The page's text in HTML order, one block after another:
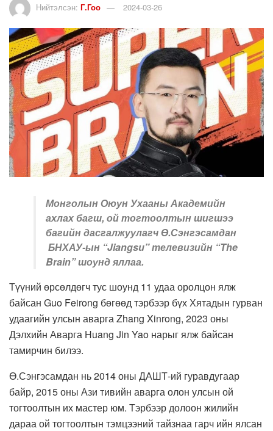
Нийтэлсэн: Г.Гоо 2024-03-26
Монголын Оюун Ухааны Академийн
ахлах багш, ой тогтоолтын шигшээ
багийн дасгалжуулагч Ө.Сэнгэсамдан
БНХАУ-ын “Jiangsu” телевизийн “The
Brain” шоунд яллаа.
Түүний өрсөлдөгч тус шоунд 11 удаа оролцон ялж
байсан Guo Feirong бөгөөд тэрбээр бүх Хятадын гурван
удаагийн улсын аварга Zhang Xinrong, 2023 оны
Дэлхийн Аварга Huang Jin Yao нарыг ялж байсан
тамирчин билээ.
Ө.Сэнгэсамдан нь 2014 оны ДАШТ-ий гуравдугаар
байр, 2015 оны Ази тивийн аварга олон улсын ой
тогтоолтын их мастер юм. Тэрбээр долоон жилийн
дараа ой тогтоолтын тэмцээний тайзнаа гарч ийн ялсан